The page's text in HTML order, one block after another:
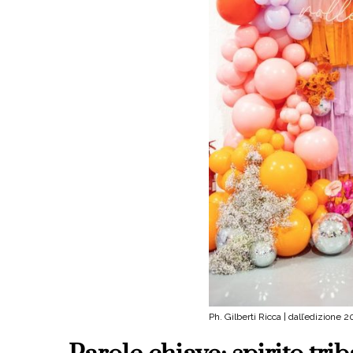
Ph. Gilberti Ricca | dall’edizione